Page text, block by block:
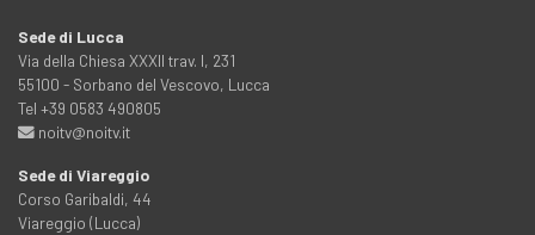
Sede di Lucca
Via della Chiesa XXXII trav. I, 231
55100 - Sorbano del Vescovo, Lucca
Tel +39 0583 490805
noitv@noitv.it
Sede di Viareggio
Corso Garibaldi, 44
Viareggio (Lucca)